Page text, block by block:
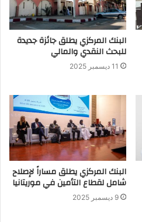
البنك المركزي يطلق جائزة جديدة
للبحث النقدي والمالي
11 ديسمبر 2025
البنك المركزي يطلق مساراً لإصلاح
شامل لقطاع التأمين في موريتانيا
9 ديسمبر 2025